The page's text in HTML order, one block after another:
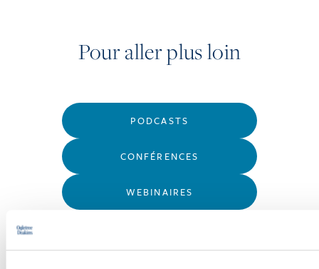
Pour aller plus loin
PODCASTS
CONFÉRENCES
WEBINAIRES